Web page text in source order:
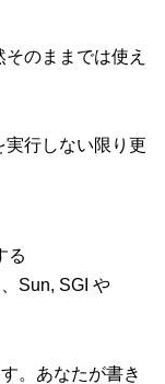
のままでは使え
行しない限り更
る
Sun, SGI や
。あなたが書き